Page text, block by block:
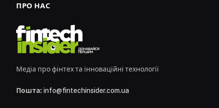
ПРО НАС
Медіа про фінтех та інноваційні технології
Пошта: info@fintechinsider.com.ua